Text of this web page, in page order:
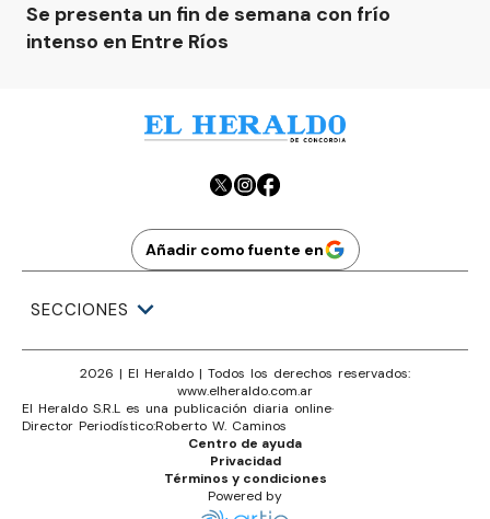
Se presenta un fin de semana con frío
intenso en Entre Ríos
Añadir como fuente en
SECCIONES
2026 | El Heraldo | Todos los derechos reservados:
www.elheraldo.com.ar
El Heraldo S.R.L es una publicación diaria online·
Director Periodístico:Roberto W. Caminos
Términos y condiciones
Privacidad
Centro de ayuda
Powered by